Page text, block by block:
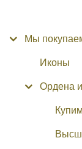
Мы
Иконы
Ордена